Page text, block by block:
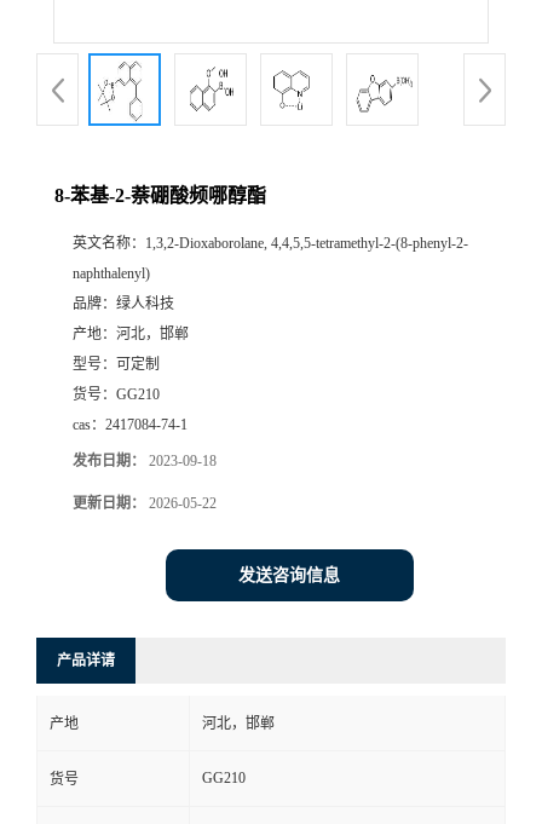
8-苯基-2-萘硼酸频哪醇酯
英文名称： 1,3,2-Dioxaborolane, 4,4,5,5-tetramethyl-2-(8-phenyl-2-
naphthalenyl)
品牌： 绿人科技
产地： 河北，邯郸
型号：
可定制
货号： GG210
cas： 2417084-74-1
发布日期： 2023-09-18
更新日期： 2026-05-22
发送咨询信息
产品详请
产地 河北，邯郸
货号 GG210